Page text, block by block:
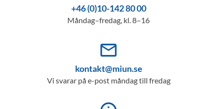
+46 (0)10-142 80 00
Måndag–fredag, kl. 8–16
mail_outline
kontakt@miun.se
Vi svarar på e-post måndag till fredag